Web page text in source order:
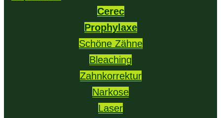
Cerec
Prophylaxe
Schöne Zähne
Bleaching
Zahnkorrektur
Narkose
Laser